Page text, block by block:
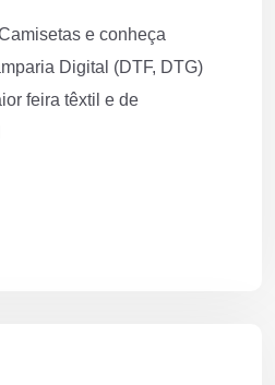
e conheça
Digital (DTF, DTG)
feira têxtil e de